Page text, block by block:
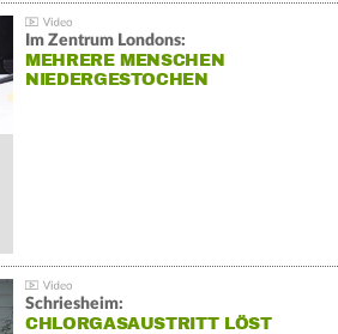
Im Zentrum Londons:
MEHRERE MENSCHEN
NIEDERGESTOCHEN
Schriesheim:
CHLORGASAUSTRITT LÖST